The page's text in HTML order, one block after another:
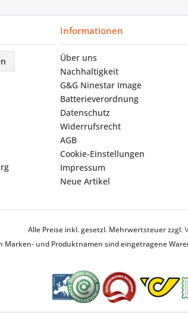
Informationen
Über uns
Nachhaltigkeit
G&G Ninestar Image
Batterieverordnung
Datenschutz
Widerrufsrecht
AGB
Cookie-Einstellungen
Impressum
Neue Artikel
Alle Preise inkl. gesetzl. Mehrwertsteuer zzgl.
Marken- und Produktnamen sind eingetragene